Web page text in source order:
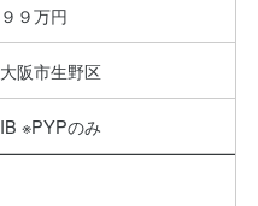
９９万円
大阪市生野区
IB ※PYPのみ